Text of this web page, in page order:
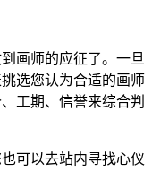
画师的应征了。一旦
选您认为合适的画师
工期、信誉来综合判
可以去站内寻找心仪